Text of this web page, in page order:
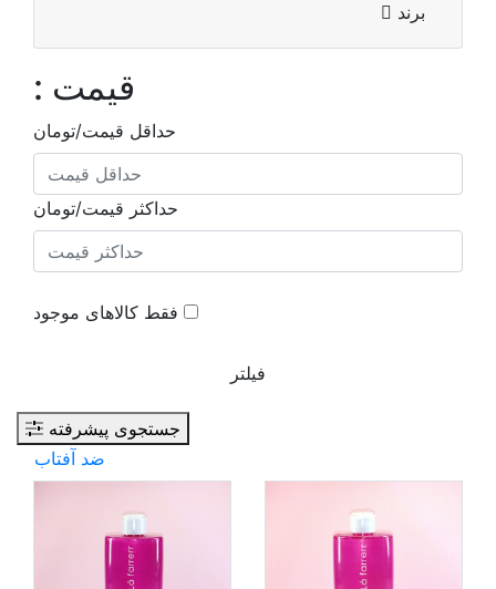
برند
قیمت :
حداقل قیمت/تومان
حداکثر قیمت/تومان
فقط کالاهای موجود
فیلتر
جستجوی پیشرفته
ضد آفتاب